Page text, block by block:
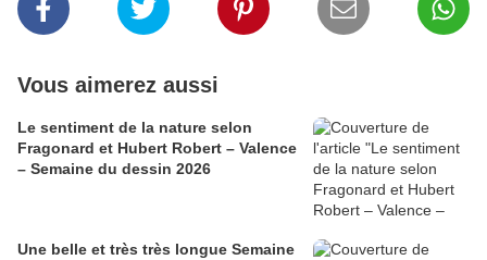
Vous aimerez aussi
​​​​​​​Le sentiment de la nature selon
Fragonard et Hubert Robert – Valence
– Semaine du dessin 2026
Une belle et très très longue Semaine